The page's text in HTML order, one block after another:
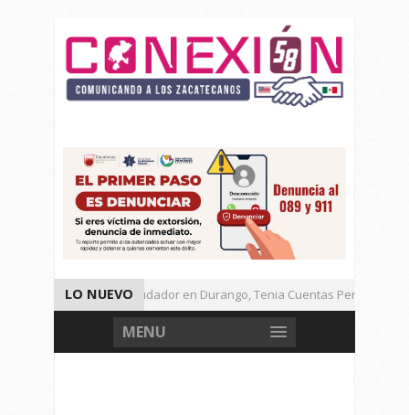
LO NUEVO
Detienen a Defraudador en Durango, Tenia Cuentas Pendientes en
Presenta Presidenta Sheinbaum, 10 Acciones Para Explotación de
MENU